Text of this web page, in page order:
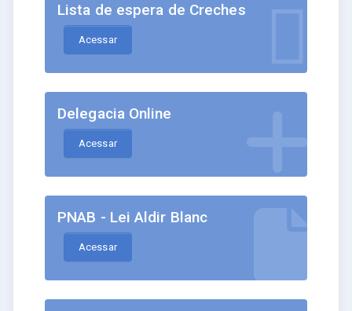
Lista de espera de Creches
Acessar
Delegacia Online
Acessar
PNAB - Lei Aldir Blanc
Acessar